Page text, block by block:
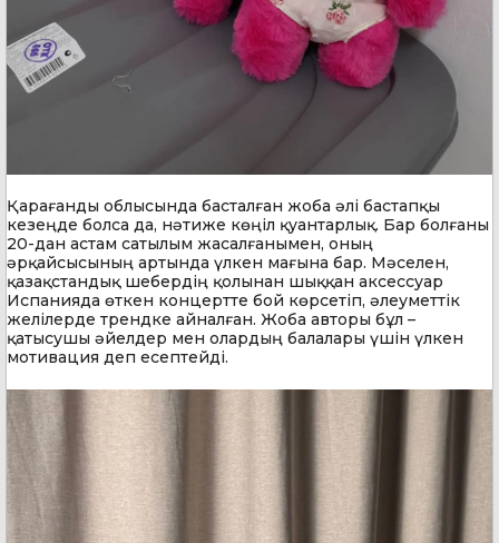
Қарағанды облысында басталған жоба әлі бастапқы
кезеңде болса да, нәтиже көңіл қуантарлық. Бар болғаны
20-дан астам сатылым жасалғанымен, оның
әрқайсысының артында үлкен мағына бар. Мәселен,
қазақстандық шебердің қолынан шыққан аксессуар
Испанияда өткен концертте бой көрсетіп, әлеуметтік
желілерде трендке айналған. Жоба авторы бұл –
қатысушы әйелдер мен олардың балалары үшін үлкен
мотивация деп есептейді.